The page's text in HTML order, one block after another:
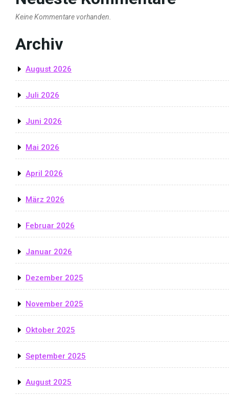
Keine Kommentare vorhanden.
Archiv
August 2026
Juli 2026
Juni 2026
Mai 2026
April 2026
März 2026
Februar 2026
Januar 2026
Dezember 2025
November 2025
Oktober 2025
September 2025
August 2025